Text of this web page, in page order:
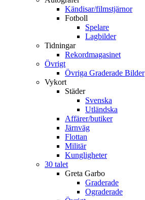
Kändisar/filmstjärnor
Fotboll
Spelare
Lagbilder
Tidningar
Rekordmagasinet
Övrigt
Övriga Graderade Bilder
Vykort
Städer
Svenska
Utländska
Affärer/butiker
Järnväg
Flottan
Militär
Kungligheter
30 talet
Greta Garbo
Graderade
Ograderade